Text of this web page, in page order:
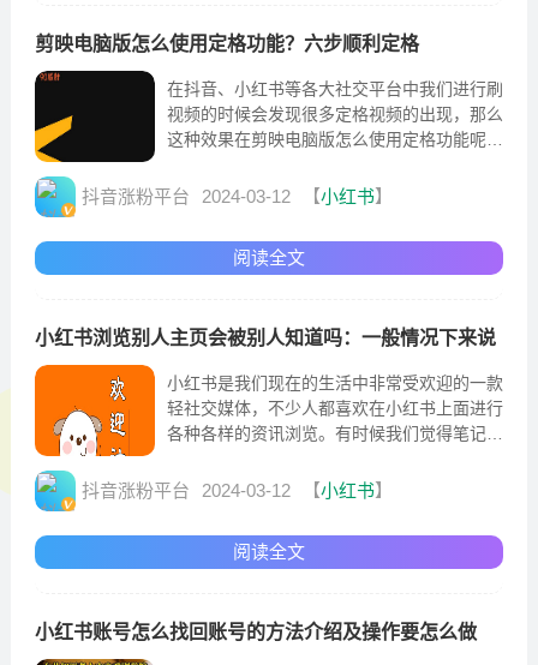
剪映电脑版怎么使用定格功能？六步顺利定格
在抖音、小红书等各大社交平台中我们进行刷
视频的时候会发现很多定格视频的出现，那么
这种效果在剪映电脑版怎么使用定格功能呢?
抖音涨粉平台 2024-03-12 【小红书】
阅读全文
小红书浏览别人主页会被别人知道吗：一般情况下来说
小红书是我们现在的生活中非常受欢迎的一款
轻社交媒体，不少人都喜欢在小红书上面进行
各种各样的资讯浏览。有时候我们觉得笔记有
抖音涨粉平台 2024-03-12 【小红书】
阅读全文
小红书账号怎么找回账号的方法介绍及操作要怎么做